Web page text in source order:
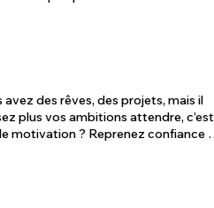
aider à
des rêves, des projets, mais il
plus vos ambitions attendre, c’est